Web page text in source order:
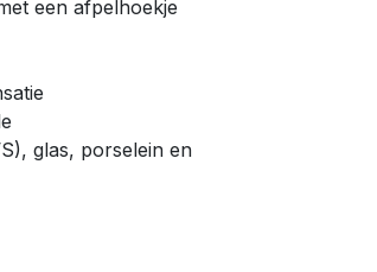
een afpelhoekje
glas, porselein en